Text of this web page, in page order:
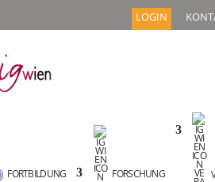
LOGIN
FORTBILDUNG FORSCHUNG